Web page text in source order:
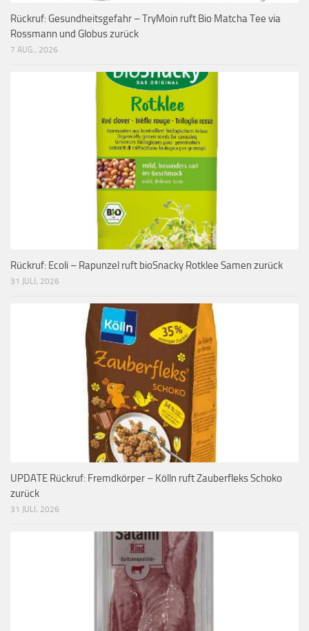
Rückruf: Gesundheitsgefahr – TryMoin ruft Bio Matcha Tee via
Rossmann und Globus zurück
7 AUG., 2026
Rückruf: Ecoli – Rapunzel ruft bioSnacky Rotklee Samen zurück
31 JULI, 2026
UPDATE Rückruf: Fremdkörper – Kölln ruft Zauberfleks Schoko
zurück
31 JULI, 2026